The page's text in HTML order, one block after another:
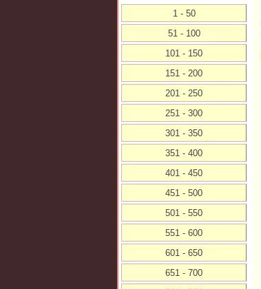
1 - 50
51 - 100
101 - 150
151 - 200
201 - 250
251 - 300
301 - 350
351 - 400
401 - 450
451 - 500
501 - 550
551 - 600
601 - 650
651 - 700